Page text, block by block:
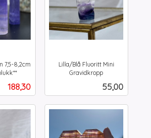
7,5-8,2cm
Tilbud
188,30
Lilla/Blå Fluoritt Mini
Gravidkropp
Pris
55,00